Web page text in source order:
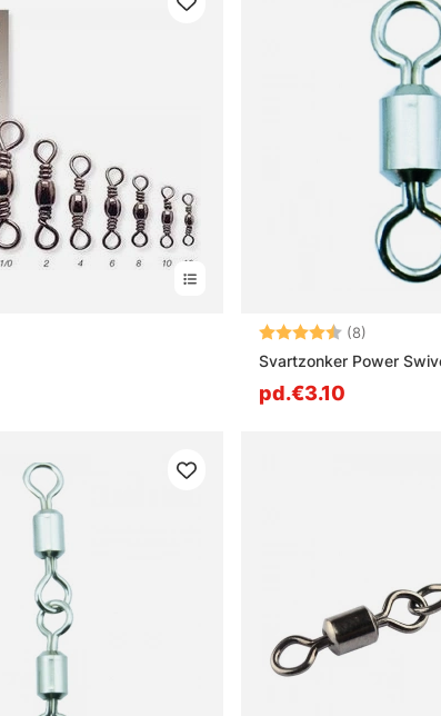
Note: (8)
Svartzonker Power
pd.€3.10